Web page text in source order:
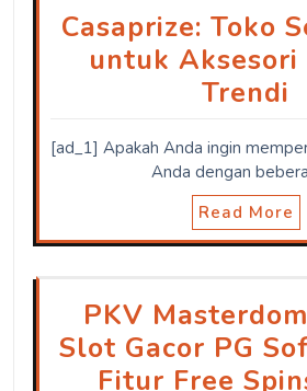
Casaprize: Toko
untuk Aksesori
Trendi
[ad_1] Apakah Anda ingin
Anda dengan
Read More
PKV
Slot Gacor PG
Fitur Free